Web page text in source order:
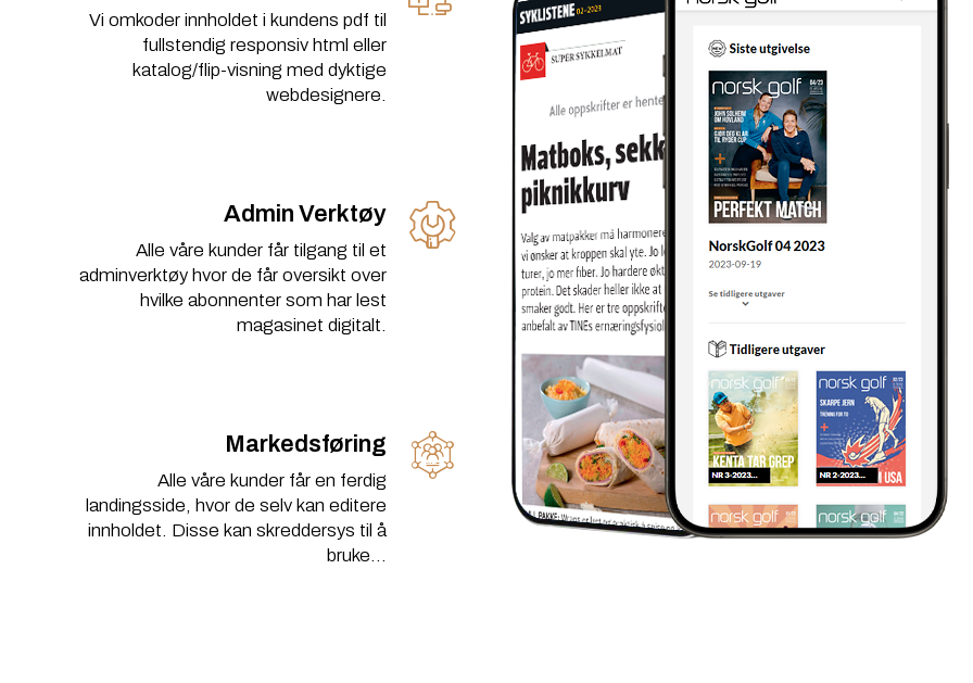
Vi omkoder innholdet i kundens pdf til
fullstendig responsiv html eller
katalog/flip-visning med dyktige
webdesignere.
Admin Verktøy
Alle våre kunder får tilgang til et
adminverktøy hvor de får oversikt over
hvilke abonnenter som har lest
magasinet digitalt.
Markedsføring
Alle våre kunder får en ferdig
landingsside, hvor de selv kan editere
innholdet. Disse kan skreddersys til å
bruke...